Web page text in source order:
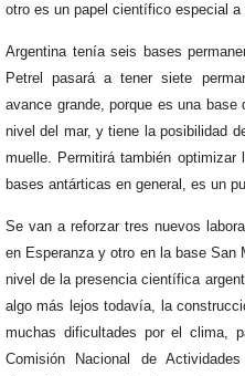
otro es un papel científico especial
Argentina tenía seis bases
Petrel pasará a tener siete
avance grande, porque es una
nivel del mar, y tiene la posibilidad
muelle. Permitirá también
bases antárticas en general, es un
Se van a reforzar tres nuevos
en Esperanza y otro en la base
nivel de la presencia científica
algo más lejos todavía, la
muchas dificultades por el clima,
Comisión Nacional de